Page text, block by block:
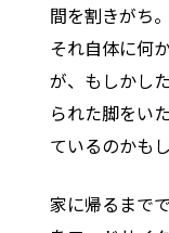
間を割きがち。
それ自体に何
が、もしかし
られた脚をい
ているのかも
家に帰るまで